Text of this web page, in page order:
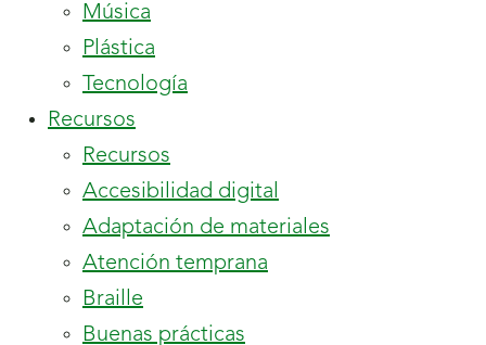
Música
Plástica
Tecnología
Recursos
13
hijos.
Recursos
Accesibilidad digital
Adaptación de materiales
Atención temprana
Braille
Buenas prácticas